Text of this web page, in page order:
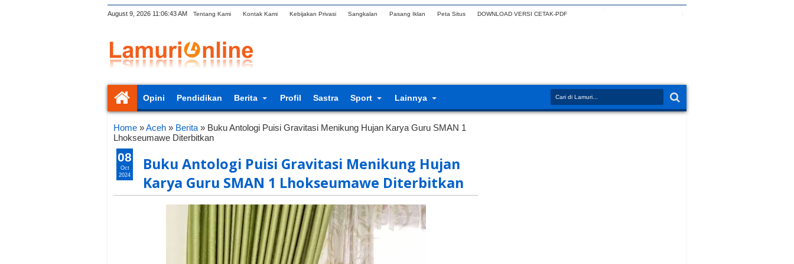
August 9, 2026 11:06:44 AM Tentang Kami Kontak Kami Kebijakan Privasi Sangkalan Pasang Iklan Peta Situs DOWNLOAD VERSI CETAK-PDF
Opini Pendidikan Berita Profil Sastra Sport Lainnya
Home »Aceh » Berita » Buku Antologi Puisi Gravitasi Menikung Hujan Karya Guru SMAN 1
Lhokseumawe Diterbitkan
Buku Antologi Puisi Gravitasi Menikung Hujan
Karya Guru SMAN 1 Lhokseumawe Diterbitkan
08
Oct
2024